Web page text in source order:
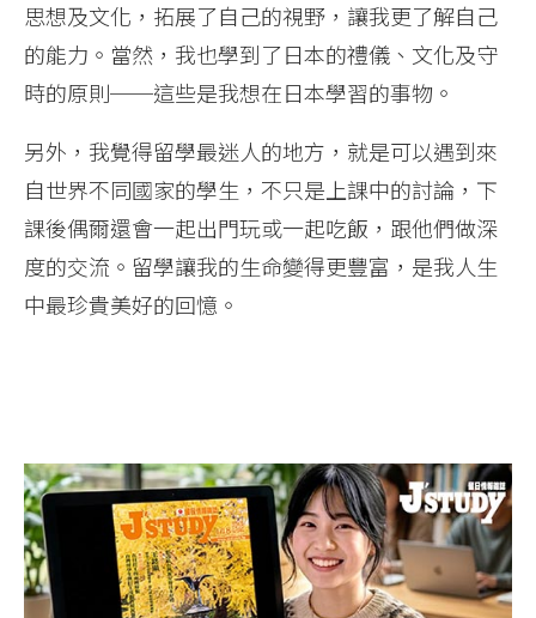
思想及文化，拓展了自己的視野，讓我更了解自己
的能力。當然，我也學到了日本的禮儀、文化及守
時的原則──這些是我想在日本學習的事物。
另外，我覺得留學最迷人的地方，就是可以遇到來
自世界不同國家的學生，不只是上課中的討論，下
課後偶爾還會一起出門玩或一起吃飯，跟他們做深
度的交流。留學讓我的生命變得更豐富，是我人生
中最珍貴美好的回憶。